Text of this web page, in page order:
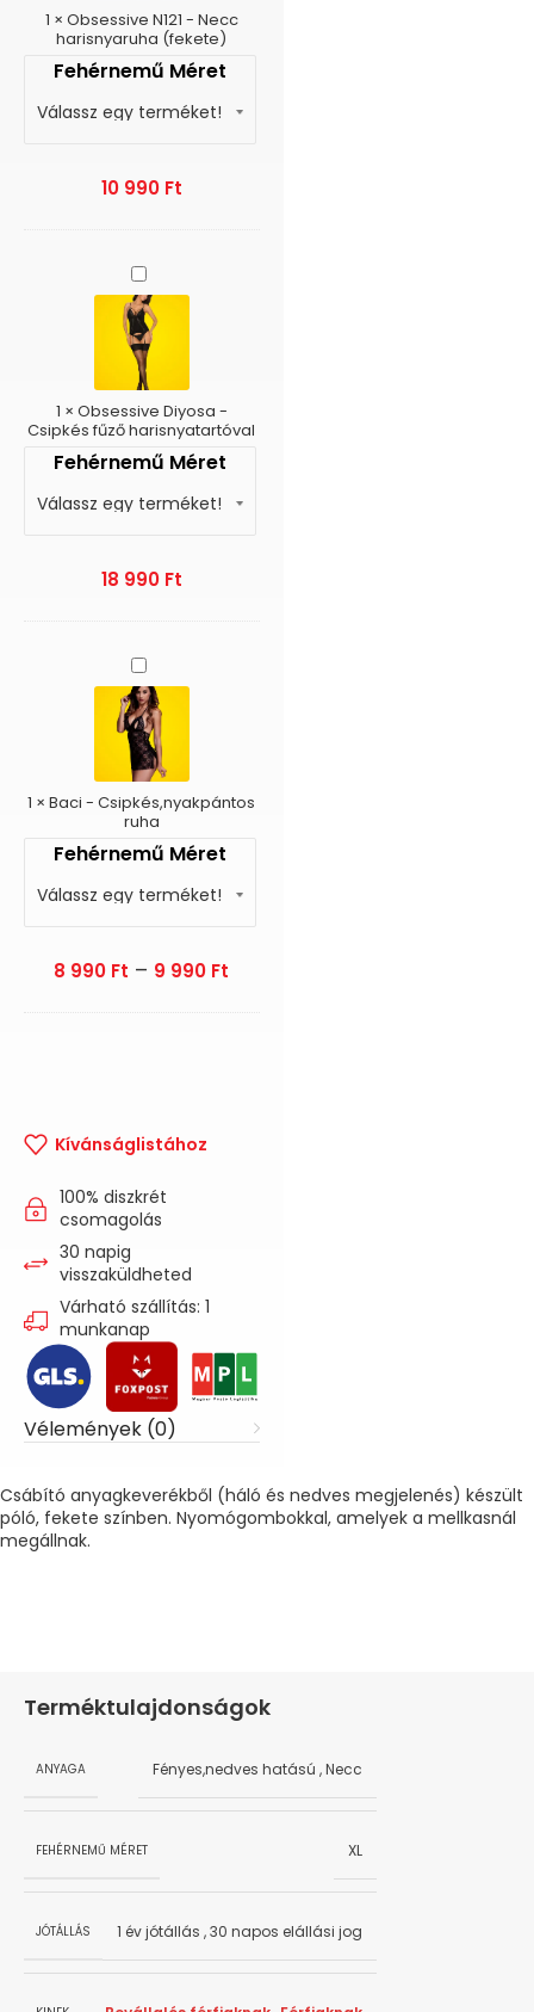
1 × Obsessive N121 - Necc
harisnyaruha (fekete)
Fehérnemű Méret
10 990 Ft
Obsessive
Diyosa
-
Csipkés
fűző
harisnyatartóval
1 × Obsessive Diyosa -
Csipkés fűző harisnyatartóval
Fehérnemű Méret
18 990 Ft
Baci
-
Csipkés,nyakpántos
ruha
1 ×Baci - Csipkés,nyakpántos
ruha
Fehérnemű Méret
8 990 Ft – 9 990 Ft
Kívánságlistához
100% diszkrét
csomagolás
30 napig
visszaküldheted
Várható szállítás: 1
munkanap
Vélemények (0)
Csábító anyagkeverékből (háló és nedves megjelenés) készült
póló, fekete színben. Nyomógombokkal, amelyek a mellkasnál
megállnak.
Terméktulajdonságok
ANYAGA Fényes,nedves hatású ,Necc
FEHÉRNEMŰ MÉRET XL
JÓTÁLLÁS 1 év jótállás ,30 napos elállási jog